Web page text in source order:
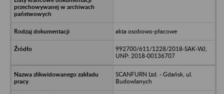
akta osobowo-płacowe
992700/611/1228/2018-SAK-WJ,
UNP: 2018-00136707
SCANFURN Ltd. - Gdańsk, ul.
Budowlanych